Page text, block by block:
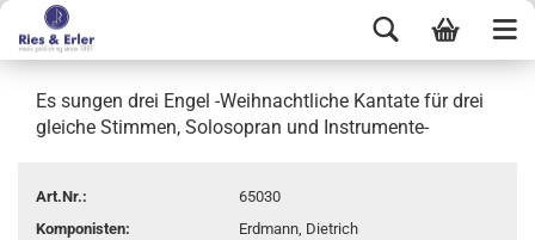
Es sungen drei Engel -Weihnachtliche Kantate für drei
gleiche Stimmen, Solosopran und Instrumente-
Art.Nr.:
65030
Komponisten:
Erdmann, Dietrich